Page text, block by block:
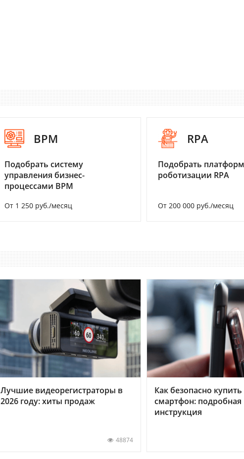
BPM
Подобрать систему
управления бизнес-
процессами BPM
От 1 250 руб./месяц
RPA
Подобрать
роботизации RPA
От 200 000 руб./месяц
Лучшие видеорегистраторы в
2026 году: хиты продаж
48874
Как безопасно
смартфон: подробная
инструкция